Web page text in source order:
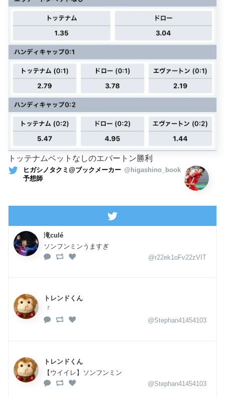
トッテナムベットなしのエバートン勝利
ヒガシノタクミ@ブックメーカー
予想師
@higashino_book
滝culé
ソンフンミンうますぎ
@r22ek1oFv22zVIT
トレンドくん
『
@Stephan41454103
トレンドくん
【ウイイレ】ソンフンミン
@Stephan41454103